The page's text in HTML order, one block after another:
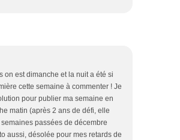
on est dimanche et la nuit a été si
cette semaine à commenter ! Je
pour publier ma semaine en
matin (après 2 ans de défi, elle
passées de décembre
aussi, désolée pour mes retards de